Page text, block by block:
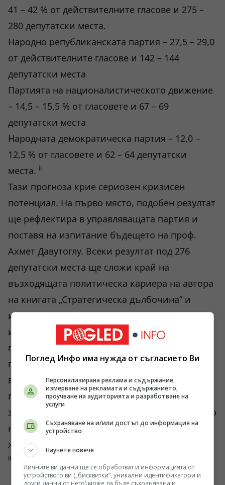
41 – 42 % от действителните гласове и 275 –
280 депутатски места.
Народно републиканската партия – 27,5 – 29,0
от действителните гласове и 142 – 144
депутатски места
Партията на националистическото движение
– 14,5 – 15,5 % от гласовете и 67 – 69
депутатски места
Народната демократическа партия – 12,0 –
12,5 % от гласовете и 62 – 64 депутатски
места. ii
Тази прогноза крие сериозен кризисен
потенциал. На първо място, подобен резултат
ще рефлектира в управляващата партия и
поставя на изпитание бъдещето на проф.
Ахмет Давутоглу. Всеки резултат под 276
депутатски места ще сложи край на
възходящата политическа кариера на автора
на книгата „Стратегическа дълбочина” и
идеолог на неосманизма. На този етап
изглеждат непостижими тъй желаните от
президента Р.Т.Ердоган 330 места, което
прави илюзорни всички планове за промени
в Конституцията и засилване на
президентските правомощия по
законодателен път. Както написа в заглавието
на последната си статия един от турските
журналисти, „Съдбата на ПСР виси на косъм”.
iii
Поглед Инфо има нужда от съгласието Ви
Персонализирана реклама и съдържание,
измерване на рекламата и съдържанието,
проучване на аудиторията и разработване на
услуги
Съхраняване на и/или достъп до информация на
устройство
Научете повече
Личните ви данни ще се обработват и информацията от
устройството ви („бисквитки“, уникални идентификатори и
други данни от него) може да бъде съхранявана и